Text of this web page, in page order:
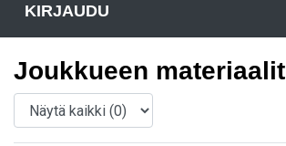
KIRJAUDU
Joukkueen materiaalit